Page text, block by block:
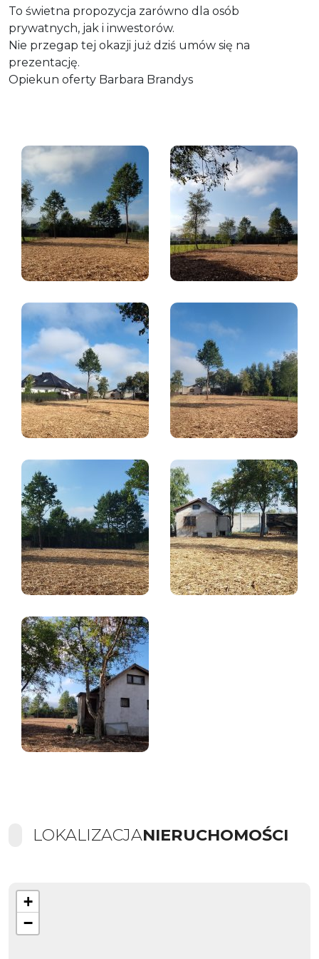
To świetna propozycja zarówno dla osób
prywatnych, jak i inwestorów.
Nie przegap tej okazji już dziś umów się na
prezentację.
Opiekun oferty Barbara Brandys
LOKALIZACJANIERUCHOMOŚCI
+
−